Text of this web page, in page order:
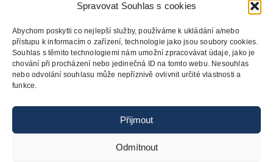
Spravovat Souhlas s cookies
Abychom poskytli co nejlepší služby, používáme k ukládání a/nebo
přístupu k informacím o zařízení, technologie jako jsou soubory cookies.
Souhlas s těmito technologiemi nám umožní zpracovávat údaje, jako je
chování při procházení nebo jedinečná ID na tomto webu. Nesouhlas
nebo odvolání souhlasu může nepříznivě ovlivnit určité vlastnosti a
funkce.
Přijmout
Odmítnout
MgA. Helena Grofová
mobil:+420 602 611
970
e-mail: